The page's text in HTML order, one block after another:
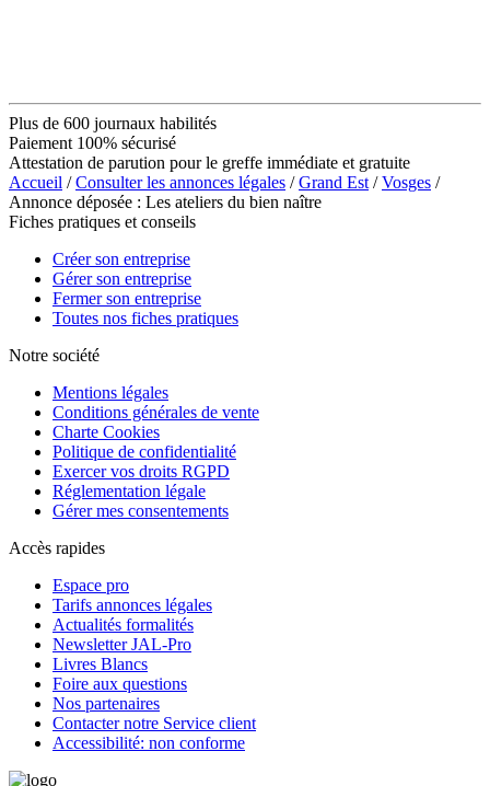
Plus de 600 journaux habilités
Paiement 100% sécurisé
Attestation de parution pour le greffe immédiate et gratuite
Accueil /Consulter les annonces légales /Grand Est /Vosges /
Annonce déposée : Les ateliers du bien naître
Fiches pratiques et conseils
Créer son entreprise
Gérer son entreprise
Fermer son entreprise
Toutes nos fiches pratiques
Notre société
Mentions légales
Conditions générales de vente
Charte Cookies
Politique de confidentialité
Exercer vos droits RGPD
Réglementation légale
Gérer mes consentements
Accès rapides
Espace pro
Tarifs annonces légales
Actualités formalités
Newsletter JAL-Pro
Livres Blancs
Foire aux questions
Nos partenaires
Contacter notre Service client
Accessibilité: non conforme